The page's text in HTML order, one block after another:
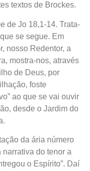
textos de Brockes.
de Jo 18,1-14. Trata-
se segue. Em
nosso Redentor, a
mostra-nos, através
de Deus, por
foste
ao que se vai ouvir
desde o Jardim do
da ária número
narrativa do tenor a
o Espírito”. Daí